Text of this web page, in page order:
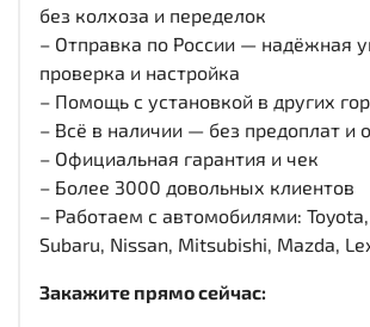
без колхоза и переделок
– Отправка по России — надёжная
проверка и настройка
– Помощь с установкой в других
– Всё в наличии — без предоплат и
– Официальная гарантия и чек
– Более 3000 довольных клиентов
– Работаем с автомобилями:
Subaru, Nissan, Mitsubishi, Mazda,
Закажите прямо сейчас: